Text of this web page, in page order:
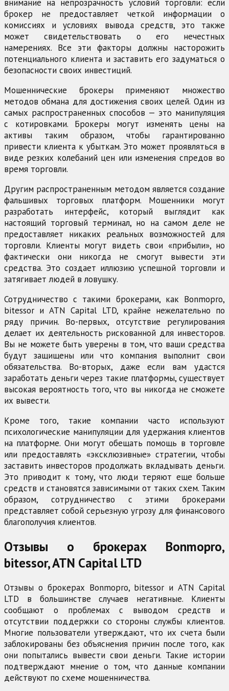
внимание на непрозрачность условий торговли: если
брокер не предоставляет четкой информации о
комиссиях и условиях вывода средств, это также
может свидетельствовать о его нечестных
намерениях. Все эти факторы должны насторожить
потенциального клиента и заставить его задуматься о
безопасности своих инвестиций.
Мошеннические брокеры применяют множество
методов обмана для достижения своих целей. Один из
самых распространенных способов — это манипуляция
с котировками. Брокеры могут изменять цены на
активы таким образом, чтобы гарантированно
привести клиента к убыткам. Это может проявляться в
виде резких колебаний цен или изменения спредов во
время торговли.
Другим распространенным методом является создание
фальшивых торговых платформ. Мошенники могут
разработать интерфейс, который выглядит как
настоящий торговый терминал, но на самом деле не
предоставляет никаких реальных возможностей для
торговли. Клиенты могут видеть свои «прибыли», но
фактически они никогда не смогут вывести эти
средства. Это создает иллюзию успешной торговли и
затягивает людей в ловушку.
Сотрудничество с такими брокерами, как Bonmopro,
bitessor и ATN Capital LTD, крайне нежелательно по
ряду причин. Во-первых, отсутствие регулирования
делает их деятельность рискованной для инвесторов.
Вы не можете быть уверены в том, что ваши средства
будут защищены или что компания выполнит свои
обязательства. Во-вторых, даже если вам удастся
заработать деньги через такие платформы, существует
высокая вероятность того, что вы никогда не сможете
их вывести.
Кроме того, такие компании часто используют
психологические манипуляции для удержания клиентов
на платформе. Они могут обещать помощь в торговле
или предоставлять «эксклюзивные» стратегии, чтобы
заставить инвесторов продолжать вкладывать деньги.
Это приводит к тому, что люди теряют еще больше
средств и становятся зависимыми от таких схем. Таким
образом, сотрудничество с этими брокерами
представляет собой серьезную угрозу для финансового
благополучия клиентов.
Отзывы о брокерах Bonmopro,
bitessor, ATN Capital LTD
Отзывы о брокерах Bonmopro, bitessor и ATN Capital
LTD в большинстве случаев негативные. Клиенты
сообщают о проблемах с выводом средств и
отсутствии поддержки со стороны службы клиентов.
Многие пользователи утверждают, что их счета были
заблокированы без объяснения причин после того, как
они попытались вывести свои деньги. Такие истории
подтверждают мнение о том, что данные компании
действуют по схеме мошенничества.